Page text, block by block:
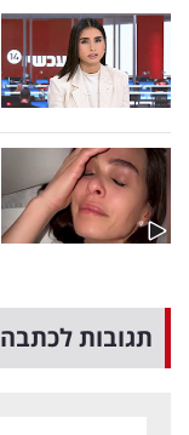
תגובות לכתבה